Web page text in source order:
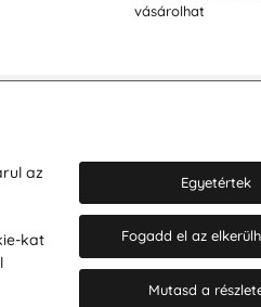
vásárolhat
Hozzájárulok a
marketing célú
Személyes adatok
az
kat
Egyetértek
Fogadd el az
Mutasd a